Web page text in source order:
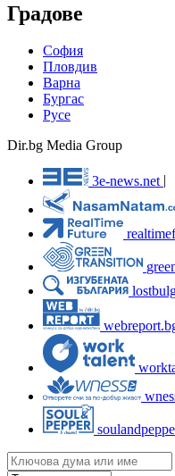
Градове
София
Пловдив
Варна
Бургас
Русе
Dir.bg Media Group
3e-news.net